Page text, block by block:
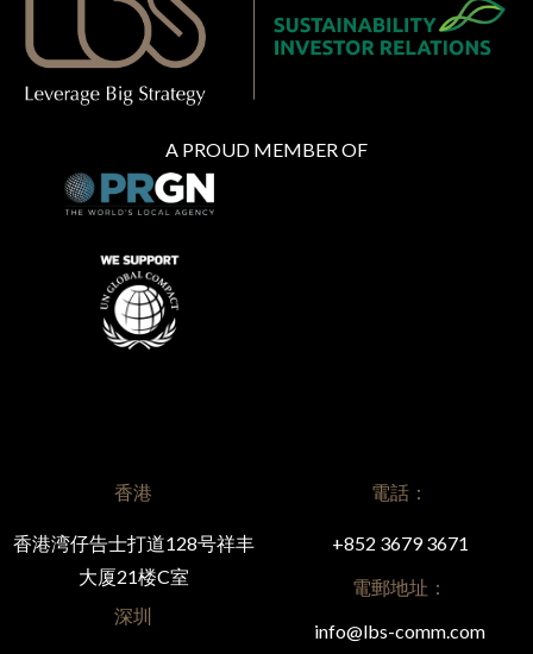
A PROUD MEMBER OF
香港
香港湾仔告士打道128号祥丰
大厦21楼C室
深圳
電話：
+852 3679 3671
電郵地址：
info@lbs-comm.com